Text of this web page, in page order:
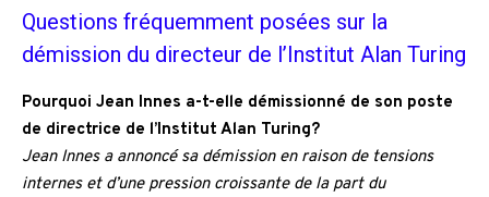
Questions fréquemment posées sur la
démission du directeur de l’Institut Alan Turing
Pourquoi Jean Innes a-t-elle démissionné de son poste
de directrice de l’Institut Alan Turing?
Jean Innes a annoncé sa démission en raison de tensions
internes et d’une pression croissante de la part du